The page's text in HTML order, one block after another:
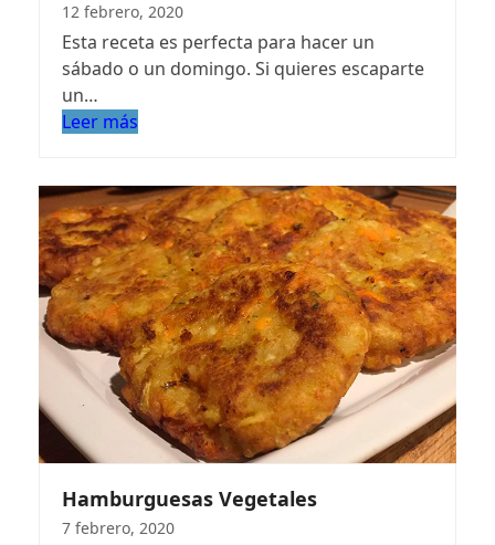
12 febrero, 2020
Esta receta es perfecta para hacer un
sábado o un domingo. Si quieres escaparte
un…
Leer más
Hamburguesas Vegetales
7 febrero, 2020